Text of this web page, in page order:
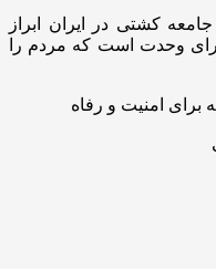
کشتی در ایران ابراز
وحدت است که مردم را
برای امنیت و رفاه